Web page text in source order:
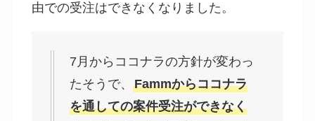
由での受注はできなくなりました。
7月からココナラの方針が変わっ
たそうで、 Fammからココナラ
を通しての案件受注ができなく